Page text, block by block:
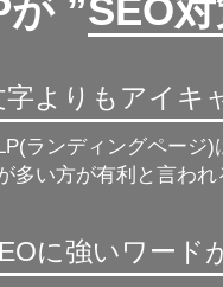
が ”SEO
字よりもアイキ
ランディングページ
多い方が有利と言われ
に強いワード